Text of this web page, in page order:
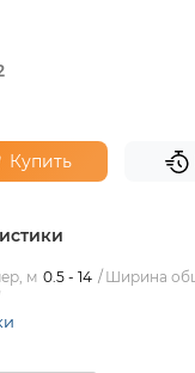
Купить
м 0.5 - 14 Ширина